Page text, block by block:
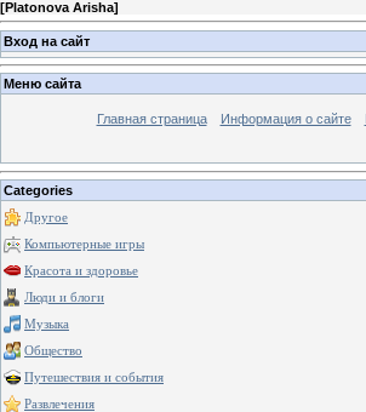
[Platonova Arisha]
Вход на сайт
Меню сайта
Главная страница Информация о сайте
Categories
Другое
Компьютерные игры
Красота и здоровье
Люди и блоги
Музыка
Общество
Путешествия и события
Развлечения